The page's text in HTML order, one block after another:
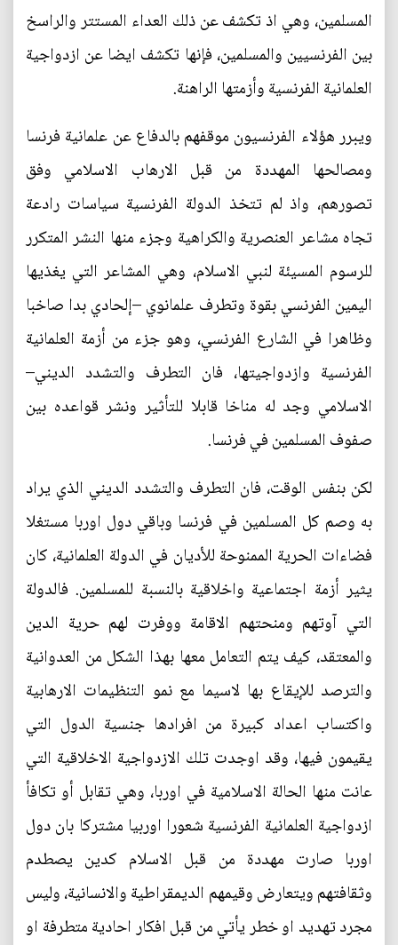
المسلمين، وهي اذ تكشف عن ذلك العداء المستتر والراسخ
بين الفرنسيين والمسلمين، فإنها تكشف ايضا عن ازدواجية
العلمانية الفرنسية وأزمتها الراهنة.
ويبرر هؤلاء الفرنسيون موقفهم بالدفاع عن علمانية فرنسا
ومصالحها المهددة من قبل الارهاب الاسلامي وفق
تصورهم، واذ لم تتخذ الدولة الفرنسية سياسات رادعة
تجاه مشاعر العنصرية والكراهية وجزء منها النشر المتكرر
للرسوم المسيئة لنبي الاسلام، وهي المشاعر التي يغذيها
اليمين الفرنسي بقوة وتطرف علمانوي –إلحادي بدا صاخبا
وظاهرا في الشارع الفرنسي، وهو جزء من أزمة العلمانية
الفرنسية وازدواجيتها، فان التطرف والتشدد الديني–
الاسلامي وجد له مناخا قابلا للتأثير ونشر قواعده بين
صفوف المسلمين في فرنسا.
لكن بنفس الوقت، فان التطرف والتشدد الديني الذي يراد
به وصم كل المسلمين في فرنسا وباقي دول اوربا مستغلا
فضاءات الحرية الممنوحة للأديان في الدولة العلمانية، كان
يثير أزمة اجتماعية واخلاقية بالنسبة للمسلمين. فالدولة
التي آوتهم ومنحتهم الاقامة ووفرت لهم حرية الدين
والمعتقد، كيف يتم التعامل معها بهذا الشكل من العدوانية
والترصد للإيقاع بها لاسيما مع نمو التنظيمات الارهابية
واكتساب اعداد كبيرة من افرادها جنسية الدول التي
يقيمون فيها، وقد اوجدت تلك الازدواجية الاخلاقية التي
عانت منها الحالة الاسلامية في اوربا، وهي تقابل أو تكافأ
ازدواجية العلمانية الفرنسية شعورا اوربيا مشتركا بان دول
اوربا صارت مهددة من قبل الاسلام كدين يصطدم
وثقافتهم ويتعارض وقيمهم الديمقراطية والانسانية، وليس
مجرد تهديد او خطر يأتي من قبل افكار احادية متطرفة او